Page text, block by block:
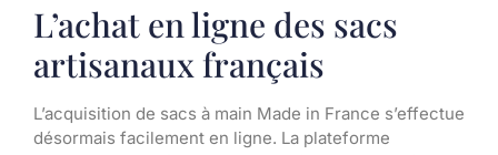
L’achat en ligne des sacs
artisanaux français
L’acquisition de sacs à main Made in France s’effectue
désormais facilement en ligne. La plateforme